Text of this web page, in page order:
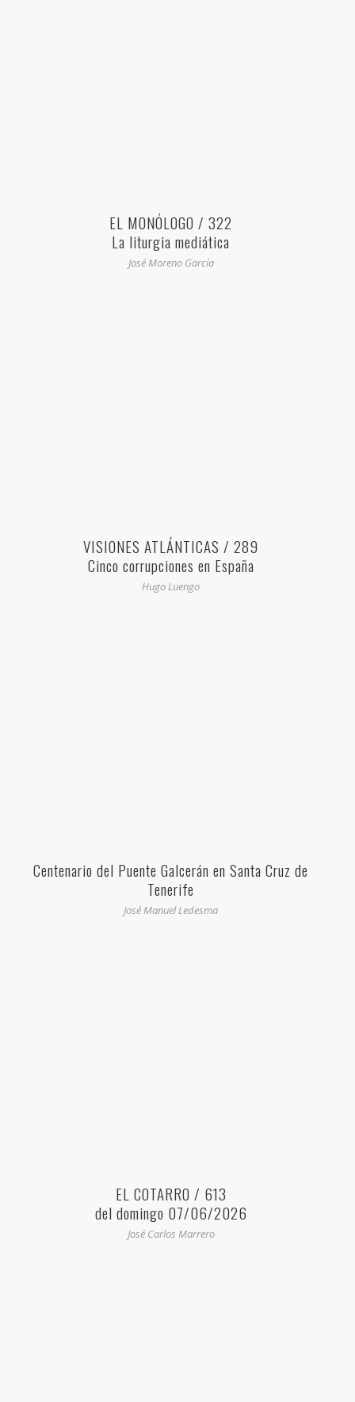
EL MONÓLOGO / 322
La liturgia mediática
José Moreno García
VISIONES ATLÁNTICAS / 289
Cinco corrupciones en España
Hugo Luengo
Centenario del Puente Galcerán en Santa Cruz de
Tenerife
José Manuel Ledesma
EL COTARRO / 613
del domingo 07/06/2026
José Carlos Marrero